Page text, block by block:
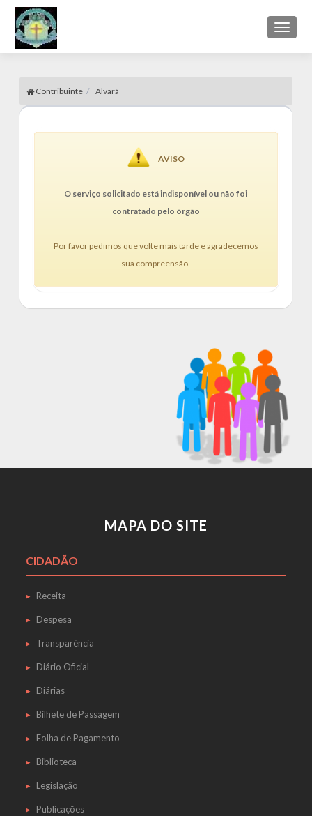
Toggle
Contribuinte Alvará
AVISO
O serviço solicitado está indisponível ou não foi
contratado pelo órgão
Por favor pedimos que volte mais tarde e agradecemos
sua compreensão.
MAPA DO SITE
CIDADÃO
Receita
Despesa
Transparência
Diário Oficial
Diárias
Bilhete de Passagem
Folha de Pagamento
Biblioteca
Legislação
Publicações